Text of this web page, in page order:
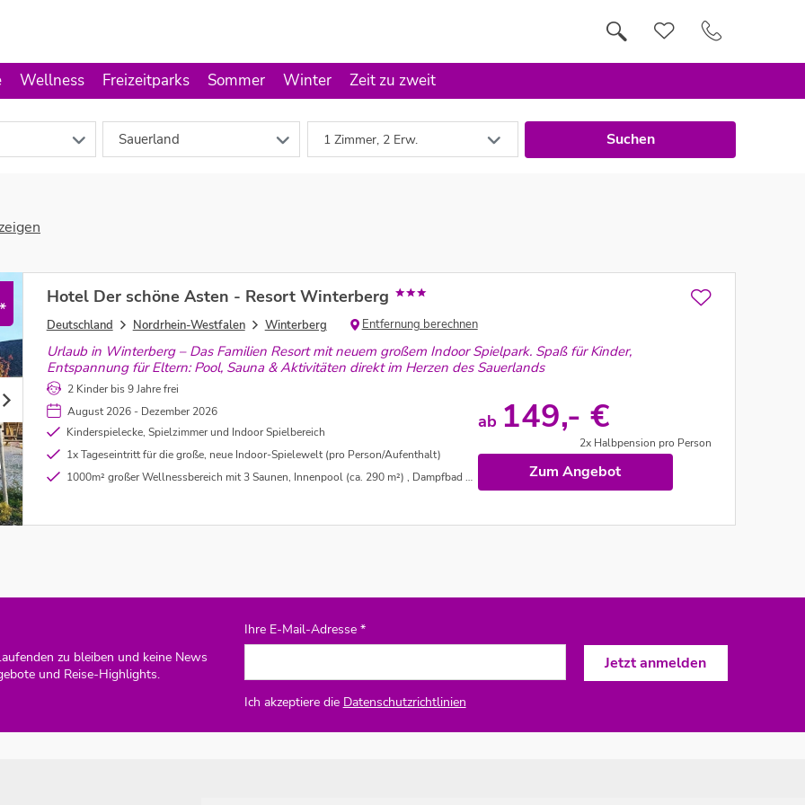
Wellness Freizeitparks Sommer Winter Zeit zu zweit
Sauerland 1 Zimmer, 2 Erw. Suchen
*
Hotel Der schöne Asten - Resort Winterberg
Deutschland Nordrhein-Westfalen Winterberg Entfernung berechnen
Urlaub in Winterberg – Das Familien Resort mit neuem großem Indoor Spielpark. Spaß für Kinder,
Entspannung für Eltern: Pool, Sauna & Aktivitäten direkt im Herzen des Sauerlands
2 Kinder bis 9 Jahre frei
August 2026 - Dezember 2026
Kinderspielecke, Spielzimmer und Indoor Spielbereich
1x Tageseintritt für die große, neue Indoor-Spielewelt (pro Person/Aufenthalt)
1000m² großer Wellnessbereich mit 3 Saunen, Innenpool (ca. 290 m²) , Dampfbad und Whirlpool
ab 149,- €
2x Halbpension pro Person
Zum Angebot
zu bleiben und keine News
und Reise-Highlights.
Ihre E-Mail-Adresse *
Ich akzeptiere die Datenschutzrichtlinien